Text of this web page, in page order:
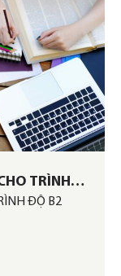
TRÌNH
ĐỘ B2